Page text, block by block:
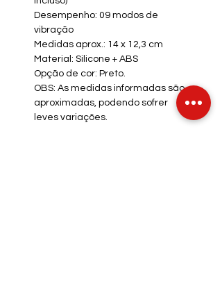
Desempenho: 09 modos de
vibração
Medidas aprox.: 14 x 12,3 cm
Material: Silicone + ABS
Opção de cor: Preto.
OBS: As medidas informadas são
aproximadas, podendo sofrer
leves variações.